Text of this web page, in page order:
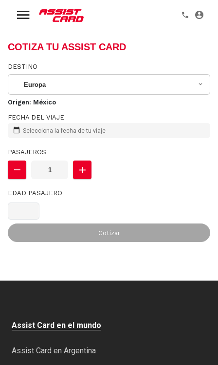
COTIZA TU ASSIST CARD
DESTINO
Europa
Origen: México
FECHA DEL VIAJE
Selecciona la fecha de tu viaje
PASAJEROS
EDAD PASAJERO
Cotizar
Assist Card en el mundo
Assist Card en Argentina